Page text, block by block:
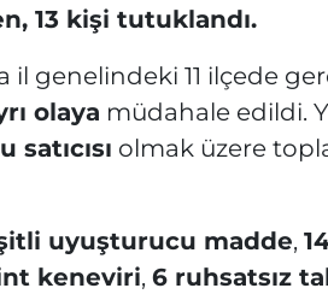
13 kişi tutuklandı.
il genelindeki 11 ilçede
olaya müdahale edildi.
olmak üzere
uyuşturucu madde,
keneviri, 6 ruhsatsız